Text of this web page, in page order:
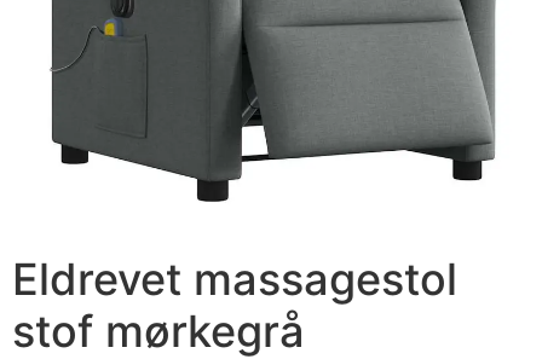
Eldrevet massagestol
stof mørkegrå